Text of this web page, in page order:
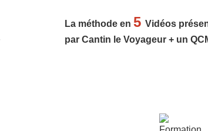
La méthode en5Vidéos
par Cantin le Voyageur + un